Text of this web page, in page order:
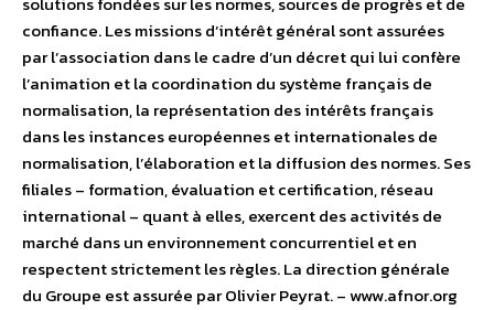
confiance. Les missions d’intérêt général sont assurées
par l’association dans le cadre d’un décret qui lui confère
l’animation et la coordination du système français de
normalisation, la représentation des intérêts français
dans les instances européennes et internationales de
normalisation, l’élaboration et la diffusion des normes. Ses
filiales – formation, évaluation et certification, réseau
international – quant à elles, exercent des activités de
marché dans un environnement concurrentiel et en
respectent strictement les règles. La direction générale
du Groupe est assurée par Olivier Peyrat. – www.afnor.org